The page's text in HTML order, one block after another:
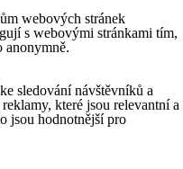
webových stránek
s webovými stránkami tím,
anonymně.
sledování návštěvníků a
které jsou relevantní a
jsou hodnotnější pro